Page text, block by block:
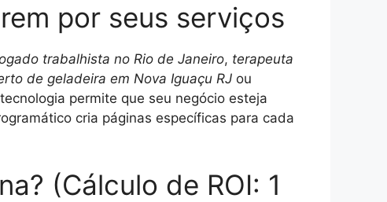
por seus serviços
trabalhista no Rio de Janeiro, terapeuta
de geladeira em Nova Iguaçu RJ ou
permite que seu negócio esteja
cria páginas específicas para cada
(Cálculo de ROI: 1